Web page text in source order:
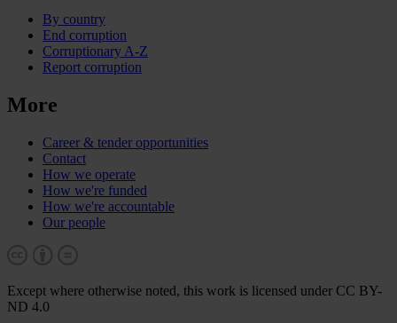
By country
End corruption
Corruptionary A-Z
Report corruption
More
Career & tender opportunities
Contact
How we operate
How we're funded
How we're accountable
Our people
Except where otherwise noted, this work is licensed under CC BY-
ND 4.0